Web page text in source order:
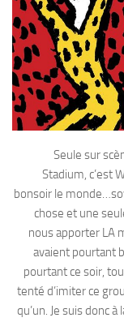
Seule sur
Stadium, c’est
bonsoir le
chose et une
nous apporter LA
avaient pourtant
pourtant ce soir,
tenté d’imiter ce
qu’un. Je suis donc